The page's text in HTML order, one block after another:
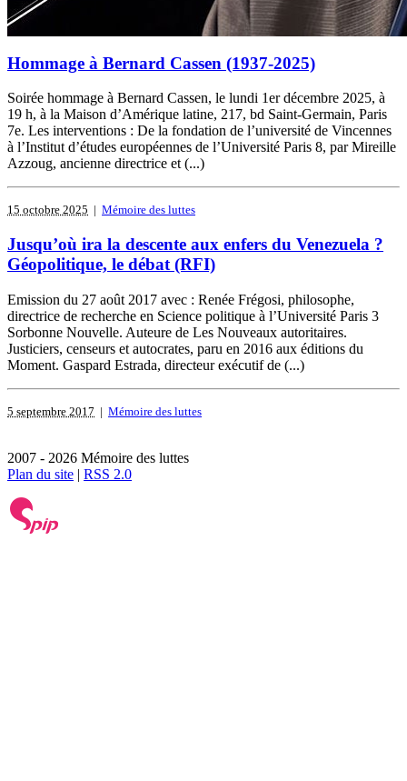
Hommage à Bernard Cassen (1937-2025)
Soirée hommage à Bernard Cassen, le lundi 1er décembre 2025, à
19 h, à la Maison d’Amérique latine, 217, bd Saint-Germain, Paris
7e. Les interventions : De la fondation de l’université de Vincennes
à l’Institut d’études européennes de l’Université Paris 8, par Mireille
Azzoug, ancienne directrice et (...)
15 octobre 2025 | Mémoire des luttes
Jusqu’où ira la descente aux enfers du Venezuela ?
Géopolitique, le débat (RFI)
Emission du 27 août 2017 avec : Renée Frégosi, philosophe,
directrice de recherche en Science politique à l’Université Paris 3
Sorbonne Nouvelle. Auteure de Les Nouveaux autoritaires.
Justiciers, censeurs et autocrates, paru en 2016 aux éditions du
Moment. Gaspard Estrada, directeur exécutif de (...)
5 septembre 2017 | Mémoire des luttes
2007 - 2026 Mémoire des luttes
Plan du site | RSS 2.0